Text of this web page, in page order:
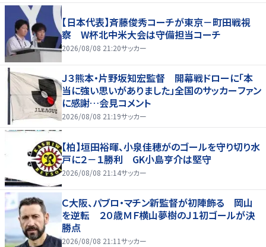
【日本代表】斉藤俊秀コーチが東京－町田戦視
察 W杯北中米大会は守備担当コーチ
2026/08/08 21:20サッカー
Ｊ３熊本・片野坂知宏監督 開幕戦ドローに「本
当に強い思いがありました」全国のサッカーファン
に感謝…会見コメント
2026/08/08 21:19サッカー
【柏】垣田裕暉、小泉佳穂がのゴールを守り切り水
戸に２－１勝利 GK小島亨介は堅守
2026/08/08 21:14サッカー
Ｃ大阪、パブロ・マチン新監督が初陣飾る 岡山
を逆転 ２０歳ＭＦ横山夢樹のＪ１初ゴールが決
勝点
2026/08/08 21:11サッカー